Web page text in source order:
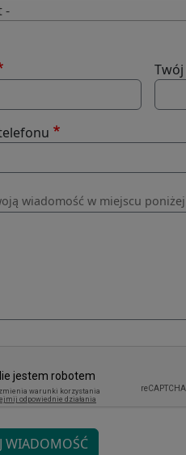
-
wiadomość w miejscu poniżej
WIADOMOŚĆ